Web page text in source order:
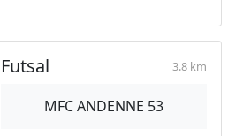
Futsal 3.8 km
MFC ANDENNE 53